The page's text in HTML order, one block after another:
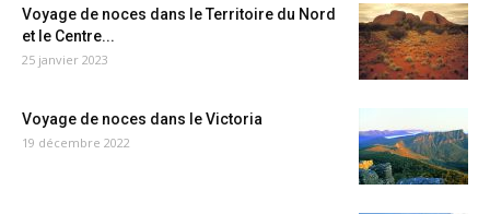
Voyage de noces dans le Territoire du Nord
et le Centre...
25 janvier 2023
Voyage de noces dans le Victoria
19 décembre 2022